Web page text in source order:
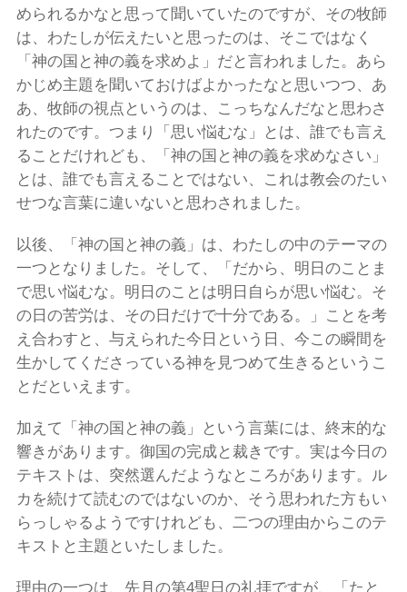
められるかなと思って聞いていたのですが、その牧師
は、わたしが伝えたいと思ったのは、そこではなく
「神の国と神の義を求めよ」だと言われました。あら
かじめ主題を聞いておけばよかったなと思いつつ、あ
あ、牧師の視点というのは、こっちなんだなと思わさ
れたのです。つまり「思い悩むな」とは、誰でも言え
ることだけれども、「神の国と神の義を求めなさい」
とは、誰でも言えることではない、これは教会のたい
せつな言葉に違いないと思わされました。
以後、「神の国と神の義」は、わたしの中のテーマの
一つとなりました。そして、「だから、明日のことま
で思い悩むな。明日のことは明日自らが思い悩む。そ
の日の苦労は、その日だけで十分である。」ことを考
え合わすと、与えられた今日という日、今この瞬間を
生かしてくださっている神を見つめて生きるというこ
とだといえます。
加えて「神の国と神の義」という言葉には、終末的な
響きがあります。御国の完成と裁きです。実は今日の
テキストは、突然選んだようなところがあります。ル
カを続けて読むのではないのか、そう思われた方もい
らっしゃるようですけれども、二つの理由からこのテ
キストと主題といたしました。
理由の一つは、先月の第4聖日の礼拝ですが、「たと